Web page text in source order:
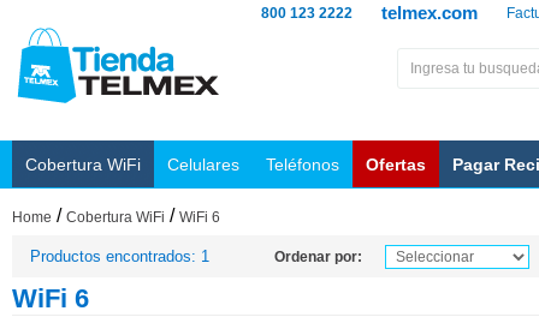
telmex.com
800 123 2222
Cobertura WiFi Celulares Teléfonos Ofertas Pagar
Home / Cobertura WiFi / WiFi 6
Productos encontrados: 1 Ordenar por:
WiFi 6